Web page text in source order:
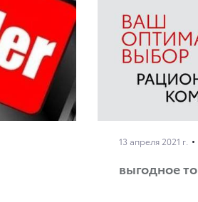
13 апреля 2021 г.
выгодное то